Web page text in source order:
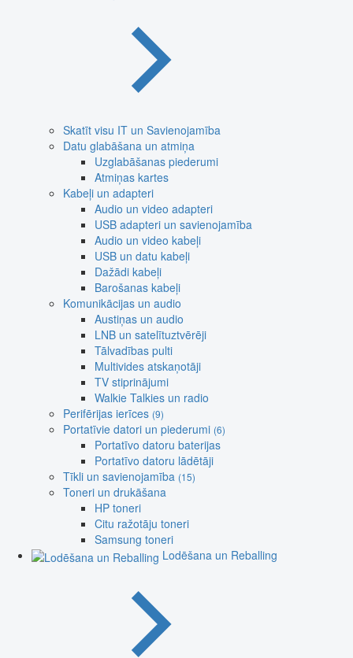
Skatīt visu IT un Savienojamība
Datu glabāšana un atmiņa
Uzglabāšanas piederumi
Atmiņas kartes
Kabeļi un adapteri
Audio un video adapteri
USB adapteri un savienojamība
Audio un video kabeļi
USB un datu kabeļi
Dažādi kabeļi
Barošanas kabeļi
Komunikācijas un audio
Austiņas un audio
LNB un satelītuztvērēji
Tālvadības pulti
Multivides atskaņotāji
TV stiprinājumi
Walkie Talkies un radio
Perifērijas ierīces (9)
Portatīvie datori un piederumi (6)
Portatīvo datoru baterijas
Portatīvo datoru lādētāji
Tīkli un savienojamība (15)
Toneri un drukāšana
HP toneri
Citu ražotāju toneri
Samsung toneri
Lodēšana un Reballing